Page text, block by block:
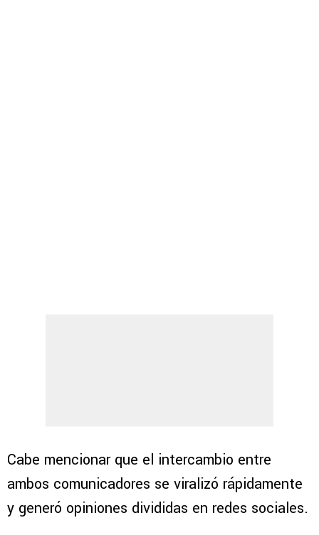
Cabe mencionar que el intercambio entre
ambos comunicadores se viralizó rápidamente
y generó opiniones divididas en redes sociales.